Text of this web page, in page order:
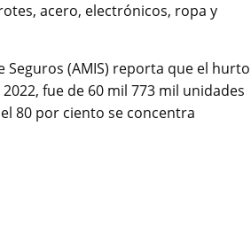
acero, electrónicos, ropa y
(AMIS) reporta que el hurto
fue de 60 mil 773 mil unidades
80 por ciento se concentra